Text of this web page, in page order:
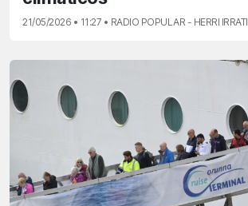
21/05/2026 • 11:27 • RADIO POPULAR - HERRI